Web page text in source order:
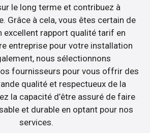
le long terme et contribuez à
Grâce à cela, vous êtes certain de
excellent rapport qualité tarif en
entreprise pour votre installation
nous sélectionnons
fournisseurs pour vous offrir des
qualité et respectueux de la
la capacité d’être assuré de faire
et durable en optant pour nos
services.